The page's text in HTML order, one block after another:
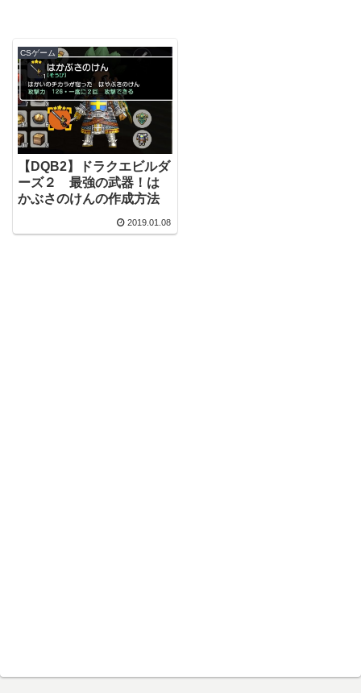
CSゲーム
【DQB2】ドラクエビルダ
ーズ２ 最強の武器！は
かぶさのけんの作成方法
2019.01.08